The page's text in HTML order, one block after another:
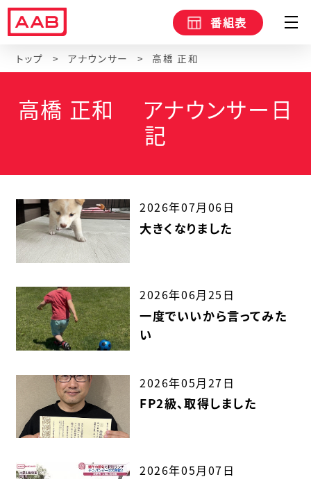
番組表
トップ アナウンサー 高橋 正和
高橋 正和 アナウンサー日
記
2026年07月06日
大きくなりました
2026年06月25日
一度でいいから言ってみた
い
2026年05月27日
FP2級、取得しました
2026年05月07日